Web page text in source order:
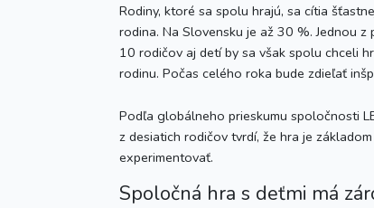
Rodiny, ktoré sa spolu hrajú, sa cítia
rodina. Na Slovensku je až 30 %. Jednou
10 rodičov aj detí by sa však spolu chceli
rodinu. Počas celého roka bude zdieľať
Podľa globálneho prieskumu spoločnosti
z desiatich rodičov tvrdí, že hra je
experimentovať.
Spoločná hra s deťmi má